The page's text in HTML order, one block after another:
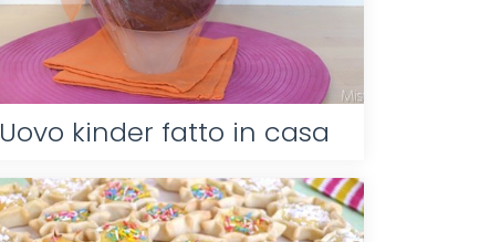
Uovo kinder fatto in casa